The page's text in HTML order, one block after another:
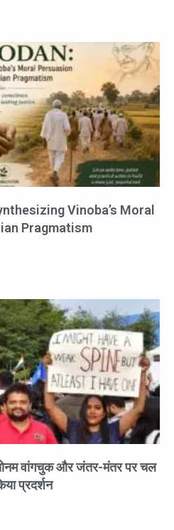
Vinoba’s Moral
Pragmatism
वांगचुक और जंतर-मंतर पर चल
प्रदर्शन